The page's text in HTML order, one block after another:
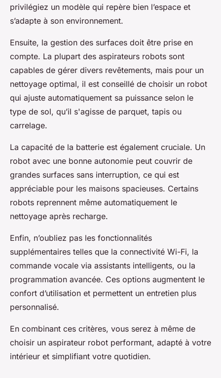
privilégiez un modèle qui repère bien l’espace et
s’adapte à son environnement.
Ensuite, la gestion des surfaces doit être prise en
compte. La plupart des aspirateurs robots sont
capables de gérer divers revêtements, mais pour un
nettoyage optimal, il est conseillé de choisir un robot
qui ajuste automatiquement sa puissance selon le
type de sol, qu’il s'agisse de parquet, tapis ou
carrelage.
La capacité de la batterie est également cruciale. Un
robot avec une bonne autonomie peut couvrir de
grandes surfaces sans interruption, ce qui est
appréciable pour les maisons spacieuses. Certains
robots reprennent même automatiquement le
nettoyage après recharge.
Enfin, n’oubliez pas les fonctionnalités
supplémentaires telles que la connectivité Wi-Fi, la
commande vocale via assistants intelligents, ou la
programmation avancée. Ces options augmentent le
confort d’utilisation et permettent un entretien plus
personnalisé.
En combinant ces critères, vous serez à même de
choisir un aspirateur robot performant, adapté à votre
intérieur et simplifiant votre quotidien.